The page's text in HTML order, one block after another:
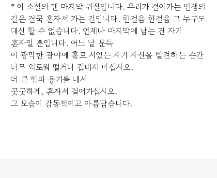
* 이 소설의 맨 마지막 귀절입니다. 우리가 걸어가는 인생의
길은 결국 혼자서 가는 길입니다. 한걸음 한걸음 그 누구도
대신 할 수 없습니다. 언제나 마지막에 남는 건 자기
혼자일 뿐입니다. 어느 날 문득
이 광막한 광야에 홀로 서있는 자기 자신을 발견하는 순간
너무 외로워 떨거나 겁내지 마십시오.
더 큰 힘과 용기를 내서
꿋굿하게, 혼자서 걸어가십시오.
그 모습이 감동적이고 아름답습니다.